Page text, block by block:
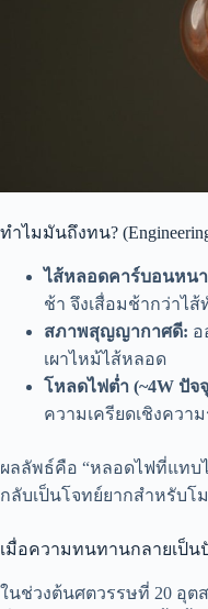
ทำไมมันถึงทน?
ไส้หลอดคาร์บอนหน
ช้า จึงเสื่อมช้ากว่าไ
สภาพสุญญากาศดี: อ
เผาไหม้ไส้หลอด
โหลดไฟต่ำ (~4W ปัจ
ความเครียดเชิงควา
ผลลัพธ์คือ “หลอดไฟที่แทบ
กลับเป็นโจทย์ยากสำหรับโ
เมื่อความทนทานกลายเป็
ในช่วงต้นศตวรรษที่ 20 อุต